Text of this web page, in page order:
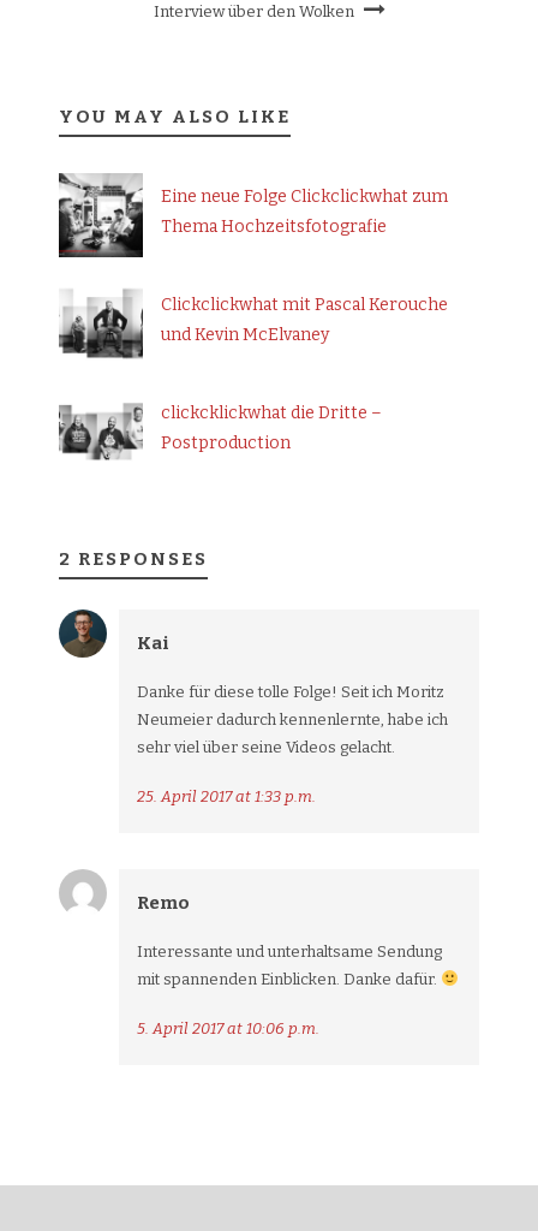
Interview über den Wolken
YOU MAY ALSO LIKE
Eine neue Folge Clickclickwhat zum
Thema Hochzeitsfotografie
Clickclickwhat mit Pascal Kerouche
und Kevin McElvaney
clickcklickwhat die Dritte –
Postproduction
2 RESPONSES
Kai
Danke für diese tolle Folge! Seit ich Moritz
Neumeier dadurch kennenlernte, habe ich
sehr viel über seine Videos gelacht.
25. April 2017 at 1:33 p.m.
Remo
Interessante und unterhaltsame Sendung
mit spannenden Einblicken. Danke dafür.
5. April 2017 at 10:06 p.m.